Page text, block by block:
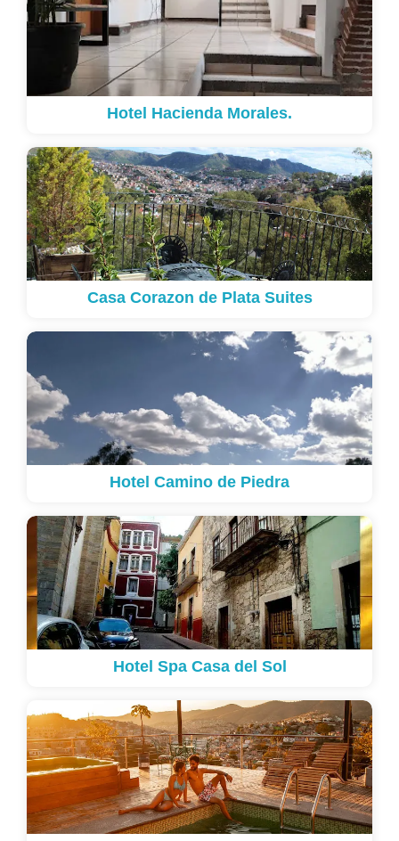
Hotel Hacienda Morales.
Casa Corazon de Plata Suites
Hotel Camino de Piedra
Hotel Spa Casa del Sol